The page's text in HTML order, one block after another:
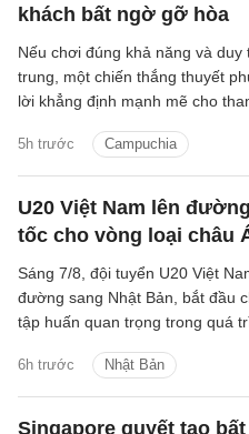
khách bất ngờ gỡ hòa
5h trước Campuchia
Nếu chơi đúng khả năng và duy
trung, một chiến thắng thuyết
lời khẳng định mạnh mẽ cho
trò HLV Kim Sang-sik.
U20 Việt Nam lên
tốc cho vòng loại châu
6h trước Nhật Bản
Sáng 7/8, đội tuyển U20 Việt
đường sang Nhật Bản, bắt đầu
tập huấn quan trọng trong quá
Singapore quyết tạo